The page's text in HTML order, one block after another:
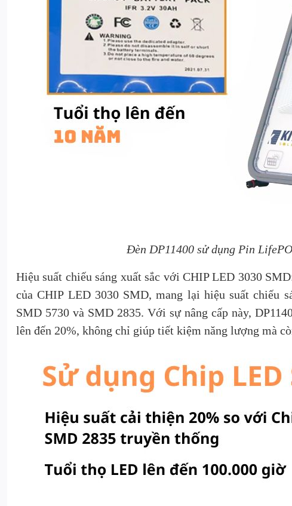
Đèn DP11400 sử dụng Pin
Hiệu suất chiếu sáng xuất sắc với CHIP LED 3030
của CHIP LED 3030 SMD, mang lại hiệu suất chiếu
SMD 5730 và SMD 2835. Với sự nâng cấp này,
lên đến 20%, không chỉ giúp tiết kiệm năng lượng mà